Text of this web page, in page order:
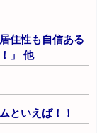
住性も自信ある
」 他
といえば！！